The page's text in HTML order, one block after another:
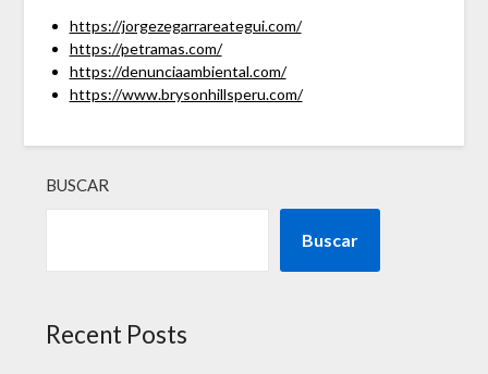
https://jorgezegarrareategui.com/
https://petramas.com/
https://denunciaambiental.com/
https://www.brysonhillsperu.com/
BUSCAR
Buscar
Recent Posts